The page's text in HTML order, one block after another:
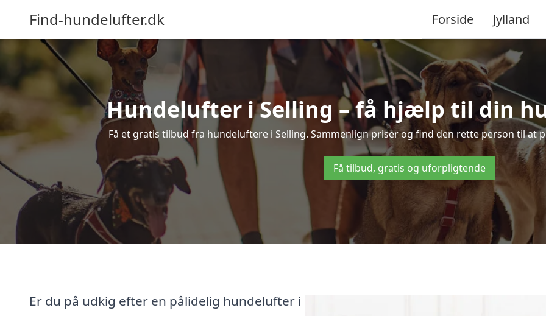
Find-hundelufter.dk Forside Jylland
Hundelufter i Selling – få hjælp til din
Få et gratis tilbud fra hundeluftere i Selling. Sammenlign priser og find den rette person til at
Få tilbud, gratis og uforpligtende
Er du på udkig efter en pålidelig hundelufter i